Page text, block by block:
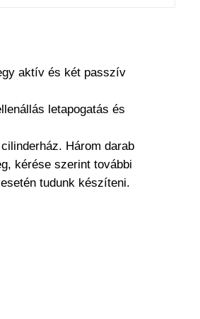
aktív és két passzív
letapogatás és
Három darab
kérése szerint további
tudunk készíteni.